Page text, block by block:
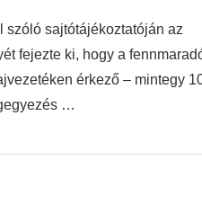
szóló sajtótájékoztatóján az
fejezte ki, hogy a
érkező – mintegy
…